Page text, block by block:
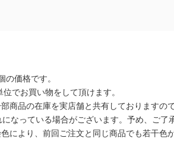
価格です。
でお買い物をして頂けます。
商品の在庫を実店舗と共有しておりますの
なっている場合がございます。予め、ご了
により、前回ご注文と同じ商品でも若干色